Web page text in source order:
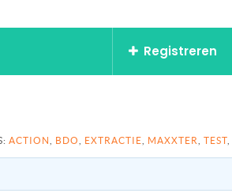
Registreren
ACTION BDO EXTRACTIE MAXXTER TEST